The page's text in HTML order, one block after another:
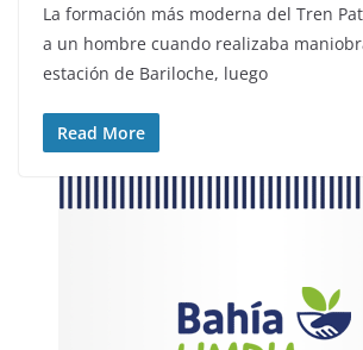
La formación más moderna del Tren
a un hombre cuando realizaba
estación de Bariloche, luego
Read More